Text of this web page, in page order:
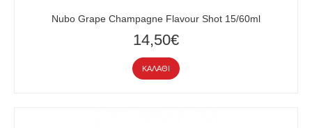
Nubo Grape Champagne Flavour Shot 15/60ml
14,50€
ΚΑΛΆΘΙ